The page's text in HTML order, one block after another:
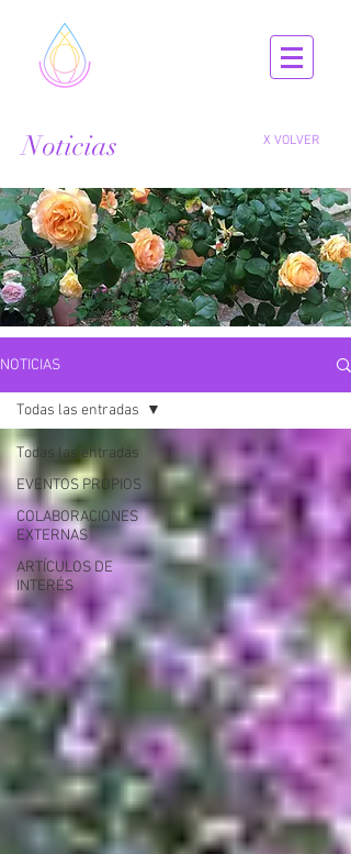
Noticias X VOLVER
NOTICIAS
Todas las entradas
EVENTOS PROPIOS
COLABORACIONES
EXTERNAS
ARTÍCULOS DE
INTERÉS
Todas las entradas